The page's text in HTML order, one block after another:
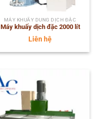
MÁY KHUẤY DUNG DỊCH ĐẶC
Máy khuấy dịch đặc 2000 lít
Liên hệ